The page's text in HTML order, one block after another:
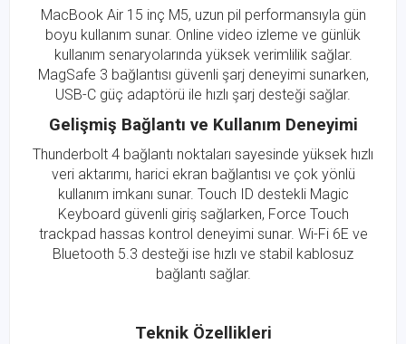
MacBook Air 15 inç M5, uzun pil performansıyla gün
boyu kullanım sunar. Online video izleme ve günlük
kullanım senaryolarında yüksek verimlilik sağlar.
MagSafe 3 bağlantısı güvenli şarj deneyimi sunarken,
USB-C güç adaptörü ile hızlı şarj desteği sağlar.
Gelişmiş Bağlantı ve Kullanım Deneyimi
Thunderbolt 4 bağlantı noktaları sayesinde yüksek hızlı
veri aktarımı, harici ekran bağlantısı ve çok yönlü
kullanım imkanı sunar. Touch ID destekli Magic
Keyboard güvenli giriş sağlarken, Force Touch
trackpad hassas kontrol deneyimi sunar. Wi-Fi 6E ve
Bluetooth 5.3 desteği ise hızlı ve stabil kablosuz
bağlantı sağlar.
Teknik Özellikleri